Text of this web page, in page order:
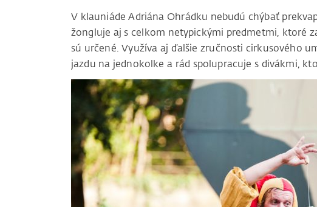
V klauniáde Adriána Ohrádku nebudú chýbať
žongluje aj s celkom netypickými predmetmi, ktoré
sú určené. Využíva aj ďalšie zručnosti cirkusového
jazdu na jednokolke a rád spolupracuje s divákmi,